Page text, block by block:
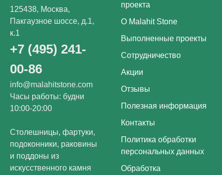
125438, Москва,
Пакгаузное шоссе, д.1,
к.1
+7 (495) 241-
00-86
info@malahitstone.com
Часы работы: будни
10:00-20:00
Столешницы, фартуки,
подоконники, раковины
и поддоны из
искусственного камня
проекта
О Malahit Stone
Выполненные проекты
Сотрудничество
Акции
Отзывы
Полезная информация
Контакты
Политика обработки
персональных данных
Обработка